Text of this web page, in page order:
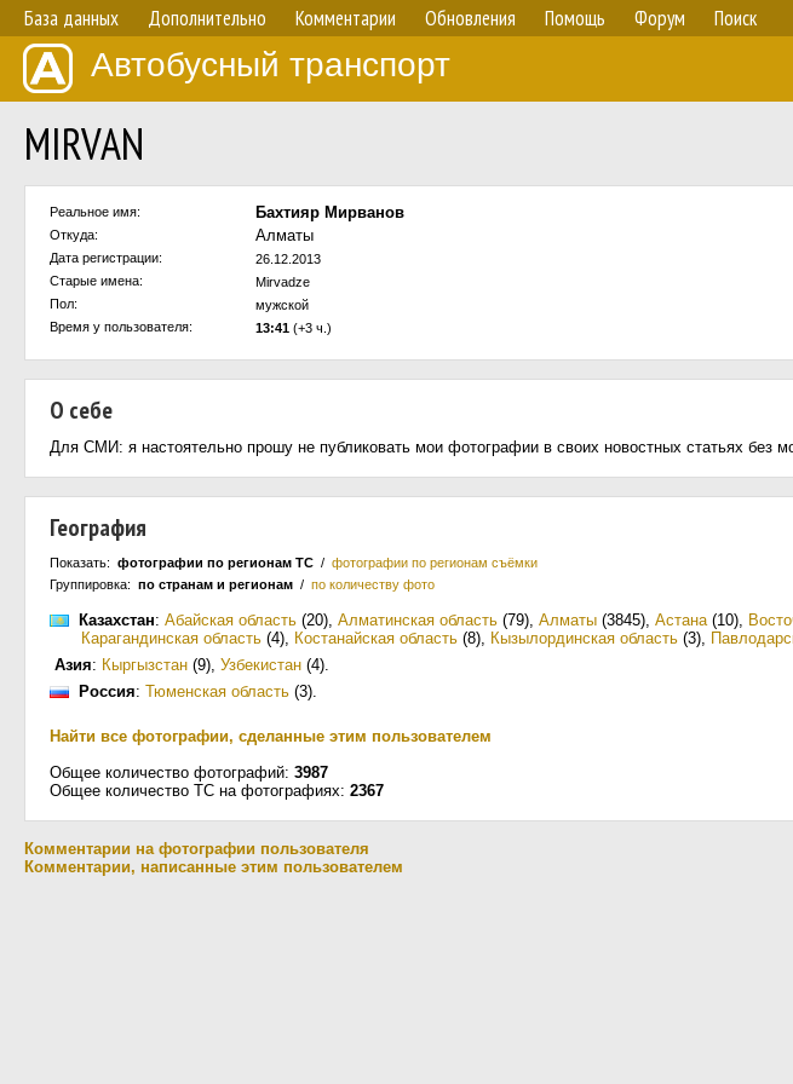
База данных Дополнительно Комментарии Обновления Помощь Форум Поиск
Автобусный транспорт
MIRVAN
Реальное имя: Бахтияр Мирванов
Откуда: Алматы
Дата регистрации:
26.12.2013
Старые имена:
Mirvadze
Пол:
мужской
Время у пользователя:
13:41 (+3 ч.)
О себе
Для СМИ: я настоятельно прошу не публиковать мои фотографии в своих новостных статьях без
География
Показать: фотографии по регионам ТС / фотографии по регионам съёмки
Группировка: по странам и регионам / по количеству фото
Казахстан: Абайская область (20), Алматинская область (79), Алматы (3845), Астана(10),
Карагандинская область (4), Костанайская область (8), Кызылординская область (3),
Азия: Кыргызстан (9), Узбекистан (4).
Россия: Тюменская область (3).
Найти все фотографии, сделанные этим пользователем
Общее количество фотографий: 3987
Общее количество ТС на фотографиях: 2367
Комментарии на фотографии пользователя
Комментарии, написанные этим пользователем